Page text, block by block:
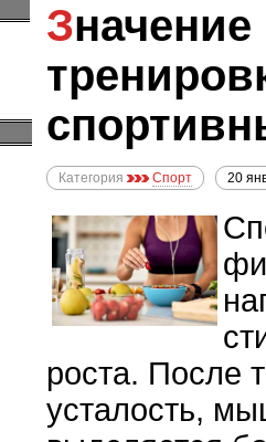
Значение питания после
Категория Спорт 20
роста. После
усталость,